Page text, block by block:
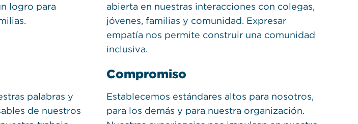
logro para
abierta en nuestras interacciones con colegas,
jóvenes, familias y comunidad. Expresar
empatía nos permite construir una comunidad
inclusiva.
palabras y
de nuestros
Compromiso
Establecemos estándares altos para nosotros,
para los demás y para nuestra organización.